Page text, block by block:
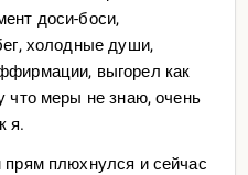
доси-боси,
холодные души,
выгорел как
что меры не знаю, очень
я.
прям плюхнулся и сейчас